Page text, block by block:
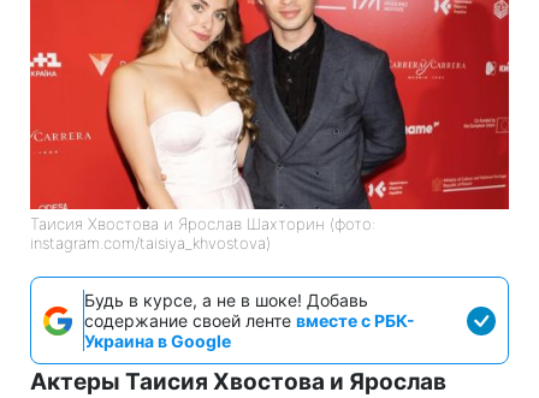
Таисия Хвостова и Ярослав Шахторин (фото:
instagram.com/taisiya_khvostova)
Будь в курсе, а не в шоке! Добавь
содержание своей ленте вместе с РБК-
Украина в Google
Актеры Таисия Хвостова и Ярослав